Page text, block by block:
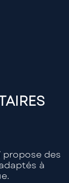
des
à